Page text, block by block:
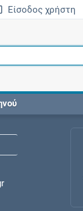
Είσοδος χρήστη